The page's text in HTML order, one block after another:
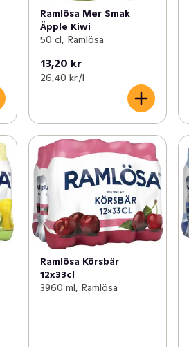
Ramlösa Mer Smak
Äpple Kiwi
50 cl, Ramlösa
13,20 kr
26,40 kr /l
Ramlösa Körsbär
12x33cl
3960 ml, Ramlösa